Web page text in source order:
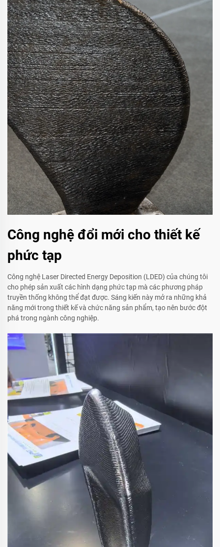
Công nghệ đổi mới cho thiết kế
phức tạp
Công nghệ Laser Directed Energy Deposition (LDED) của chúng tôi
cho phép sản xuất các hình dạng phức tạp mà các phương pháp
truyền thống không thể đạt được. Sáng kiến này mở ra những khả
năng mới trong thiết kế và chức năng sản phẩm, tạo nên bước đột
phá trong ngành công nghiệp.